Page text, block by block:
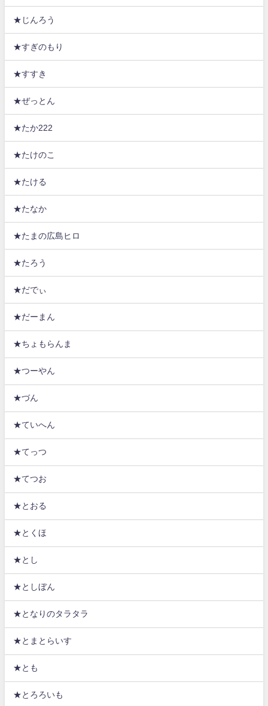
★じんろう
★すぎのもり
★すすき
★ぜっとん
★たか222
★たけのこ
★たける
★たなか
★たまの広島ヒロ
★たろう
★だでぃ
★だーまん
★ちょもらんま
★つーやん
★づん
★ていへん
★てっつ
★てつお
★とおる
★とくほ
★とし
★としぼん
★となりのタラタラ
★とまとらいす
★とも
★とろろいも